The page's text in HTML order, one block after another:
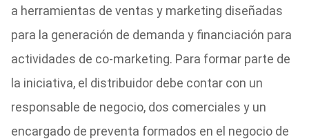
a herramientas de ventas y marketing diseñadas
para la generación de demanda y financiación para
actividades de co-marketing. Para formar parte de
la iniciativa, el distribuidor debe contar con un
responsable de negocio, dos comerciales y un
encargado de preventa formados en el negocio de